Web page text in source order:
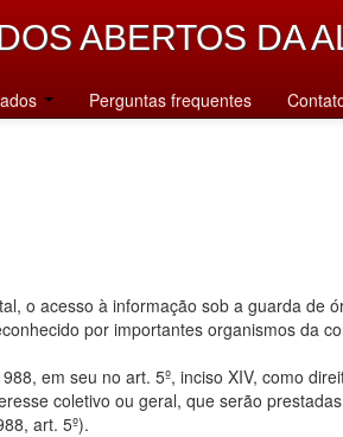
ABERTOS DA
Perguntas frequentes
o acesso à informação sob a guarda
por importantes organismos da
em seu no art. 5º, inciso XIV, como
coletivo ou geral, que serão
art. 5º).